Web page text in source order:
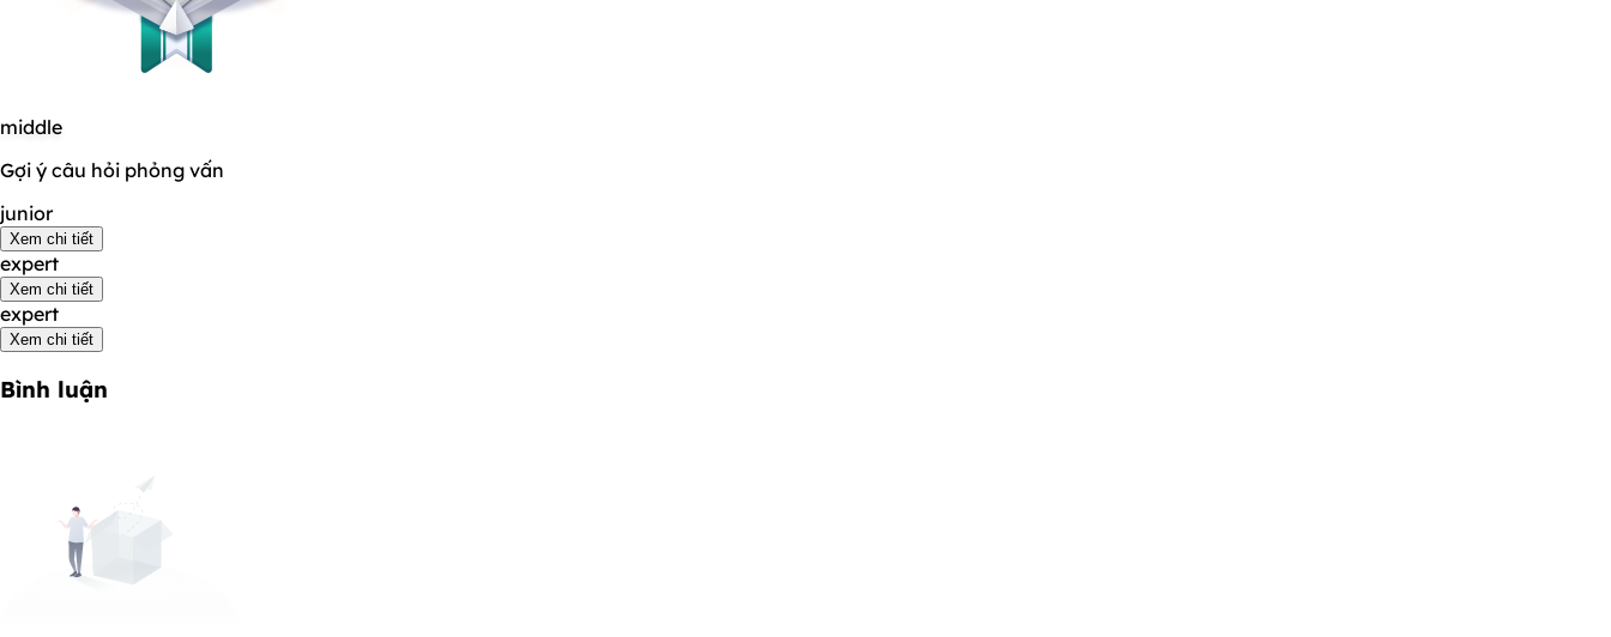
middle
Gợi ý câu hỏi phỏng vấn
junior
Xem chi tiết
expert
Xem chi tiết
expert
Xem chi tiết
Bình luận